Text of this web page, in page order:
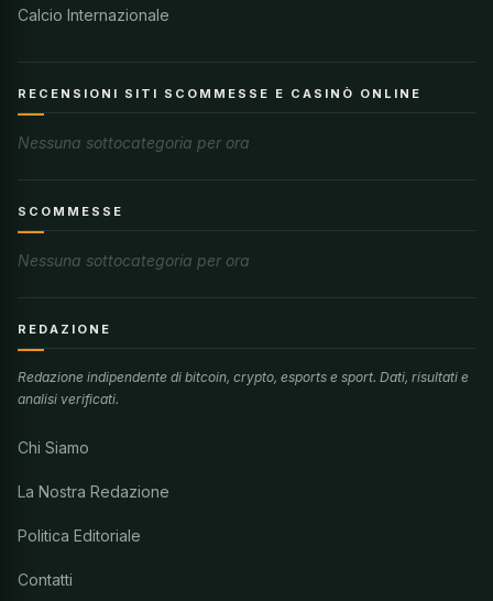
Calcio Internazionale
RECENSIONI SITI SCOMMESSE E CASINÒ ONLINE
Nessuna sottocategoria per ora
SCOMMESSE
Nessuna sottocategoria per ora
REDAZIONE
Redazione indipendente di bitcoin, crypto, esports e sport. Dati, risultati e
analisi verificati.
Chi Siamo
La Nostra Redazione
Politica Editoriale
Contatti